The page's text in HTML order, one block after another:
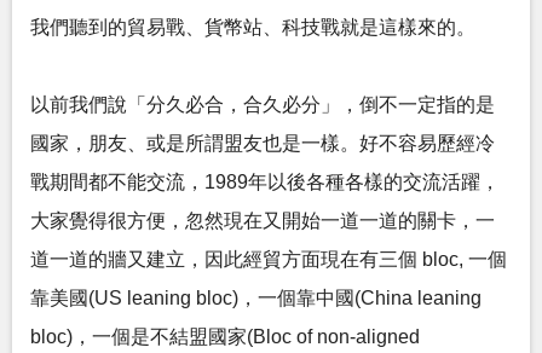
我們聽到的貿易戰、貨幣站、科技戰就是這樣來的。
以前我們說「分久必合，合久必分」，倒不一定指的是
國家，朋友、或是所謂盟友也是一樣。好不容易歷經冷
戰期間都不能交流，1989年以後各種各樣的交流活躍，
大家覺得很方便，忽然現在又開始一道一道的關卡，一
道一道的牆又建立，因此經貿方面現在有三個 bloc, 一個
靠美國(US leaning bloc)，一個靠中國(China leaning
bloc)，一個是不結盟國家(Bloc of non-aligned